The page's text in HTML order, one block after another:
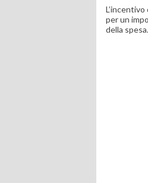
per un
della